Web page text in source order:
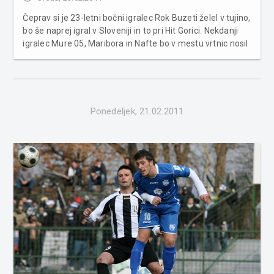
Čeprav si je 23-letni bočni igralec Rok Buzeti želel v tujino,
bo še naprej igral v Sloveniji in to pri Hit Gorici. Nekdanji
igralec Mure 05, Maribora in Nafte bo v mestu vrtnic nosil
Ponedeljek, 21.02.2011